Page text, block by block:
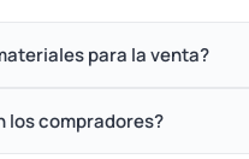
para la venta?
los compradores?